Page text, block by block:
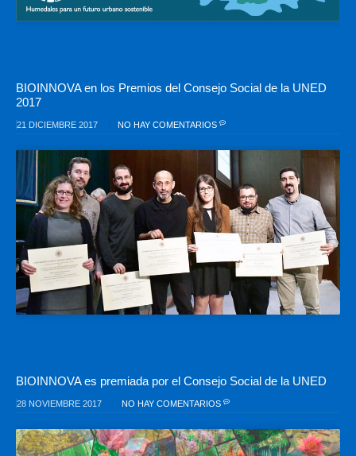
BIOINNOVA en los Premios del Consejo Social de la UNED
2017
21 DICIEMBRE 2017 NO HAY COMENTARIOS
BIOINNOVA es premiada por el Consejo Social de la UNED
28 NOVIEMBRE 2017 NO HAY COMENTARIOS